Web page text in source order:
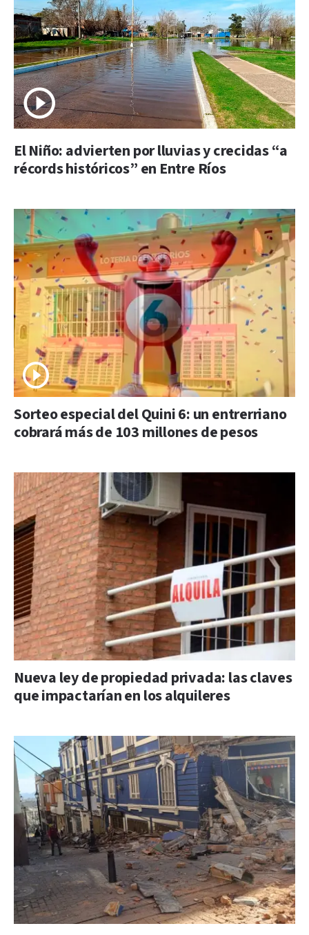
El Niño: advierten por lluvias y crecidas “a
récords históricos” en Entre Ríos
Sorteo especial del Quini 6: un entrerriano
cobrará más de 103 millones de pesos
Nueva ley de propiedad privada: las claves
que impactarían en los alquileres